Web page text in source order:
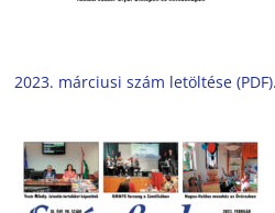
2023. márciusi szám letöltése (PDF).